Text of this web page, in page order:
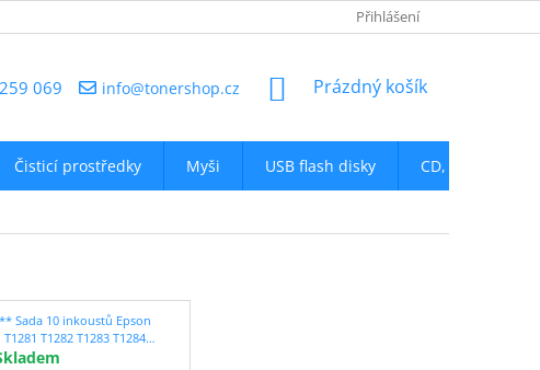
Přihlášení
069 info@tonershop.cz
NÁKUPNÍ
Prázdný košík
Čisticí prostředky Myši USB flash disky CD, DVD
** Sada 10 inkoustů Epson
T1281 T1282 T1283 T1284
kompatibilní - sleva 23 % !!